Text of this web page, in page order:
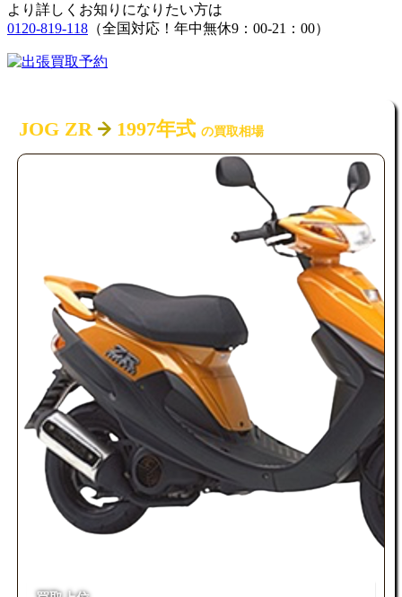
より詳しくお知りになりたい方は
0120-819-118 （全国対応！年中無休9：00-21：00）
JOG ZR 1997年式 の買取相場